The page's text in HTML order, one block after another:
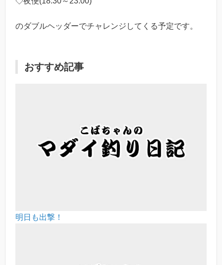
のダブルヘッダーでチャレンジしてくる予定です。
おすすめ記事
明日も出撃！